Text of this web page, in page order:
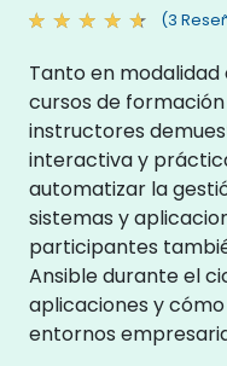
(3
Tanto en
cursos de
instructores
interactiva y
automatizar la
sistemas y
participantes
Ansible durante el
aplicaciones y
entornos